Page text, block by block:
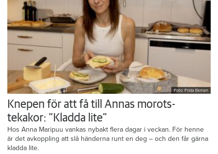
Foto: Frida Ekman
Knepen för att få till Annas morots-
tekakor: ”Kladda lite”
Hos Anna Maripuu vankas nybakt flera dagar i veckan. För henne
är det avkoppling att slå händerna runt en deg – och den får gärna
kladda lite.